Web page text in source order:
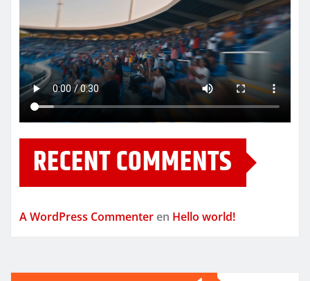
RECENT COMMENTS
A WordPress Commenter en Hello world!